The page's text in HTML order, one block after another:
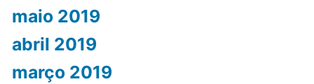
maio 2019
abril 2019
março 2019